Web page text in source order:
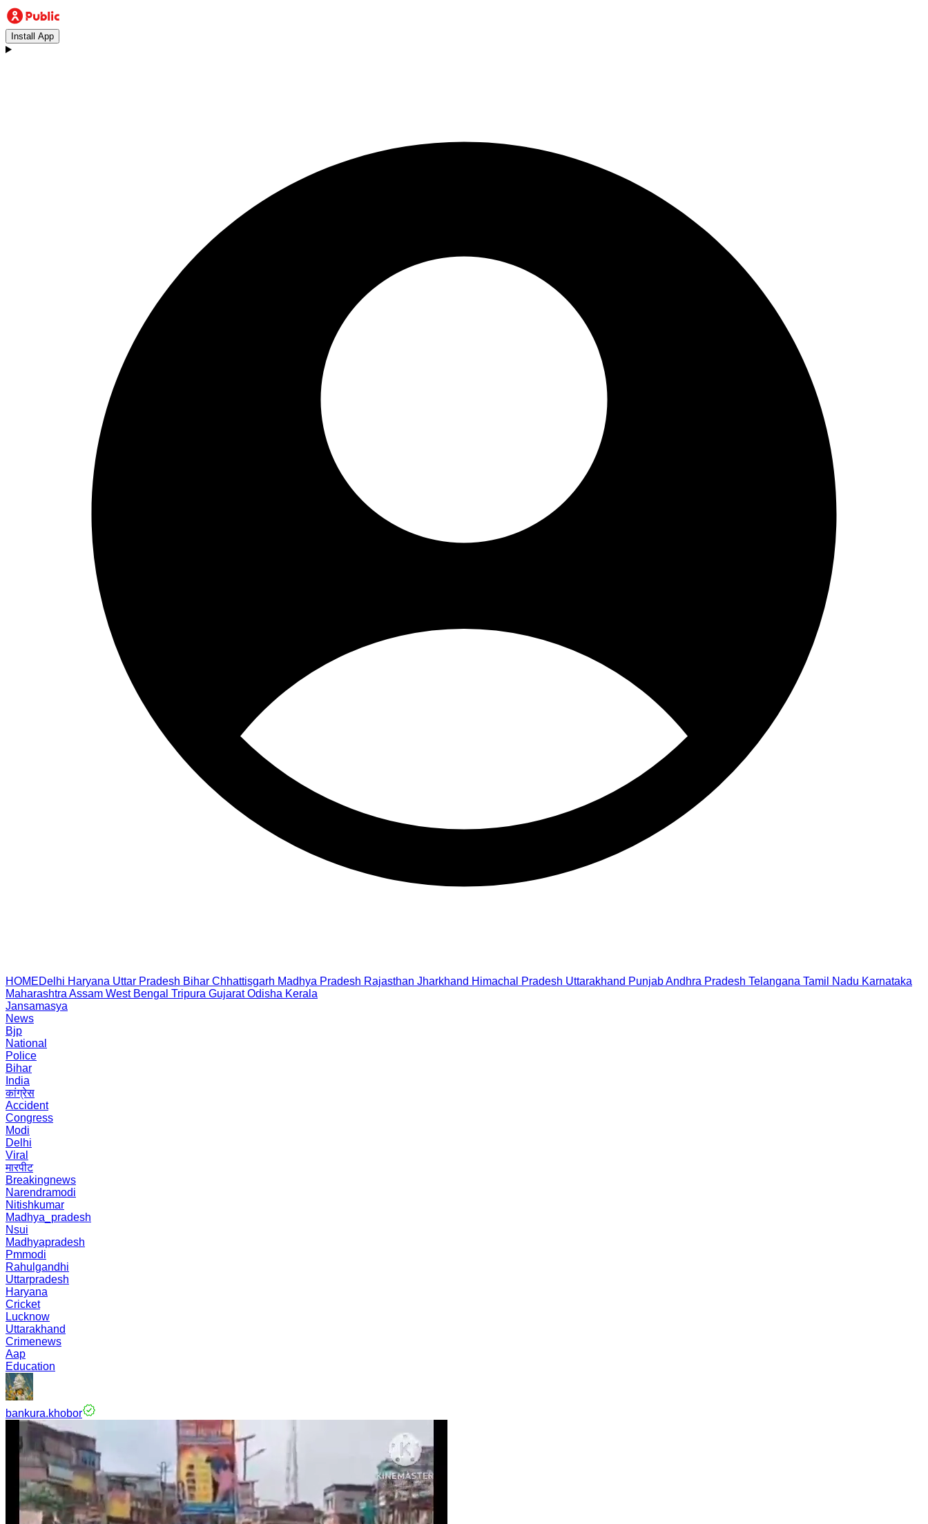
Install App
HOMEDelhi Haryana Uttar Pradesh Bihar Chhattisgarh Madhya Pradesh Rajasthan Jharkhand Himachal Pradesh Uttarakhand PunjabAndhra Pradesh Telangana Tamil Nadu Karnataka
Maharashtra Assam West Bengal Tripura Gujarat Odisha Kerala
Jansamasya
News
Bjp
National
Police
Bihar
India
कांग्रेस
Accident
Congress
Modi
Delhi
Viral
मारपीट
Breakingnews
Narendramodi
Nitishkumar
Madhya_pradesh
Nsui
Madhyapradesh
Pmmodi
Rahulgandhi
Uttarpradesh
Haryana
Cricket
Lucknow
Uttarakhand
Crimenews
Aap
Education
bankura.khobor